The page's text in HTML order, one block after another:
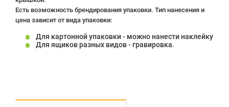
Есть возможность брендирования упаковки. Тип нанесения и
цена зависит от вида упаковки:
Для картонной упаковки - можно нанести наклейку
Для ящиков разных видов - гравировка.